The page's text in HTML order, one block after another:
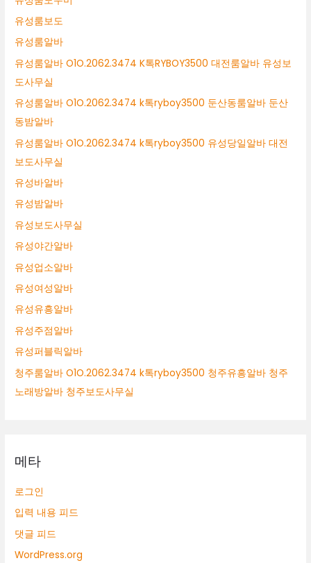
유성룸보도
유성룸알바
유성룸알바 O1O.2062.3474 K톡RYBOY3500 대전룸알바 유성보
도사무실
유성룸알바 O1O.2062.3474 k톡ryboy3500 둔산동룸알바 둔산
동밤알바
유성룸알바 O1O.2062.3474 k톡ryboy3500 유성당일알바 대전
보도사무실
유성바알바
유성밤알바
유성보도사무실
유성야간알바
유성업소알바
유성여성알바
유성유흥알바
유성주점알바
유성퍼블릭알바
청주룸알바 O1O.2062.3474 k톡ryboy3500 청주유흥알바 청주
노래방알바 청주보도사무실
메타
로그인
입력 내용 피드
댓글 피드
WordPress.org